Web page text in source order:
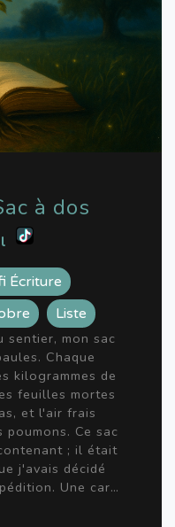
à dos
Écriture
Liste
sentier, mon sac
Chaque
kilogrammes de
feuilles mortes
et l'air frais
Ce sac
; il était
j'avais décidé
Une car…